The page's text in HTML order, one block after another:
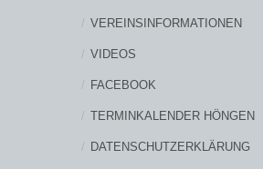
VEREINSINFORMATIONEN
VIDEOS
FACEBOOK
TERMINKALENDER HÖNGEN
DATENSCHUTZERKLÄRUNG